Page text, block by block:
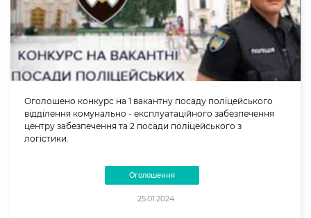
Оголошено конкурс на 1 вакантну посаду поліцейського
відділення комунально - експлуатаційного забезпечення
центру забезпечення та 2 посади поліцейського з
логістики.
Оголошення
25.01.2024